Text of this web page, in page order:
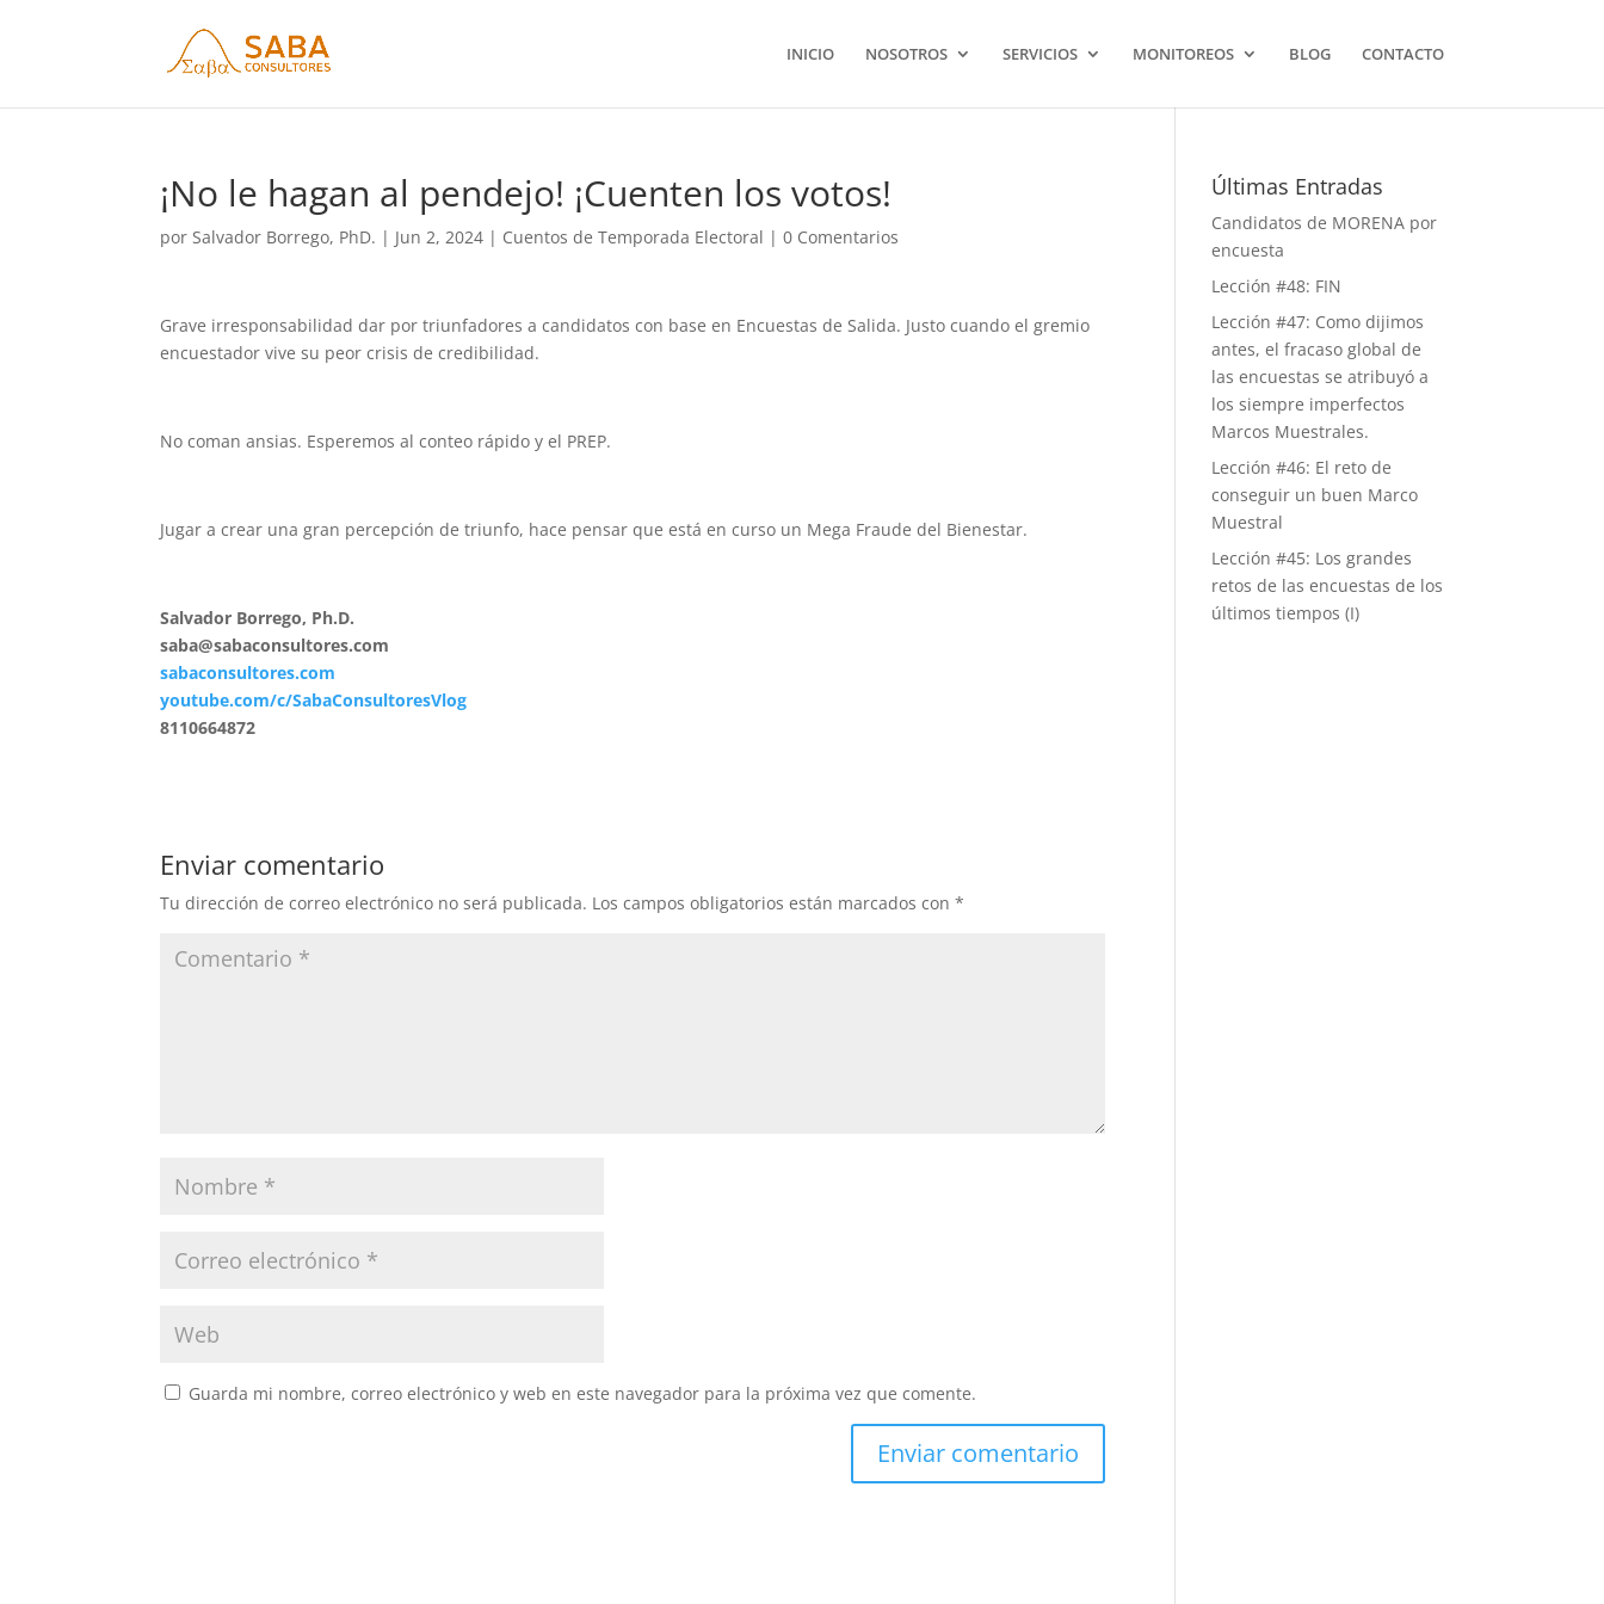
INICIO NOSOTROS SERVICIOS MONITOREOS BLOG CONTACTO
¡No le hagan al pendejo! ¡Cuenten los votos!
porSalvador Borrego, PhD. | Jun 2, 2024 | Cuentos de Temporada Electoral |0 Comentarios
Grave irresponsabilidad dar por triunfadores a candidatos con base en Encuestas de Salida. Justo cuando el gremio
encuestador vive su peor crisis de credibilidad.
No coman ansias. Esperemos al conteo rápido y el PREP.
Jugar a crear una gran percepción de triunfo, hace pensar que está en curso un Mega Fraude del Bienestar.
Salvador Borrego, Ph.D.
saba@sabaconsultores.com
sabaconsultores.com
youtube.com/c/SabaConsultoresVlog
8110664872
Enviar comentario
Tu dirección de correo electrónico no será publicada. Los campos obligatorios están marcados con*
Guarda mi nombre, correo electrónico y web en este navegador para la próxima vez que comente.
Últimas Entradas
Candidatos de MORENA por
encuesta
Lección #48: FIN
Lección #47: Como dijimos
antes, el fracaso global de
las encuestas se atribuyó a
los siempre imperfectos
Marcos Muestrales.
Lección #46: El reto de
conseguir un buen Marco
Muestral
Lección #45: Los grandes
retos de las encuestas de los
últimos tiempos (I)